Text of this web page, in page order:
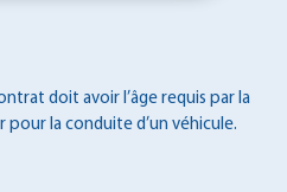
doit avoir l’âge requis par la
la conduite d’un véhicule.